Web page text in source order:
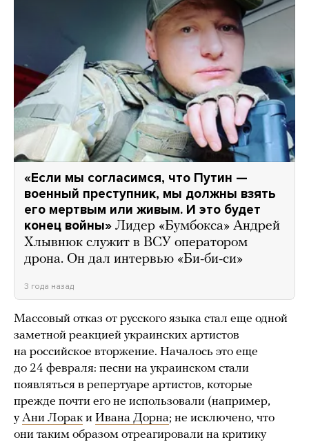
«Если мы согласимся, что Путин —
военный преступник, мы должны взять
его мертвым или живым. И это будет
конец войны» Лидер «Бумбокса» Андрей
Хлывнюк служит в ВСУ оператором
дрона. Он дал интервью «Би-би-си»
3 года назад
Массовый отказ от русского языка стал еще одной
заметной реакцией украинских артистов
на российское вторжение. Началось это еще
до 24 февраля: песни на украинском стали
появляться в репертуаре артистов, которые
прежде почти его не использовали (например,
уАни Лорак и Ивана Дорна; не исключено, что
они таким образом отреагировали на критику